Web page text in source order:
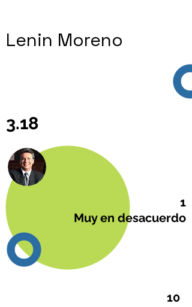
Lenin Moreno
3.18
1
Muy en desacuerdo
10